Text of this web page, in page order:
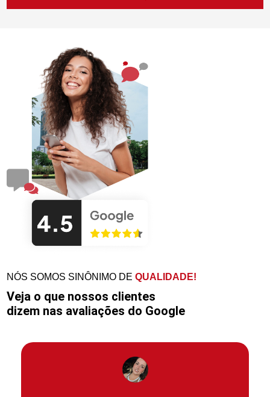
NÓS SOMOS SINÔNIMO DEQUALIDADE!
Veja o que nossos clientes
dizem nas avaliações do Google